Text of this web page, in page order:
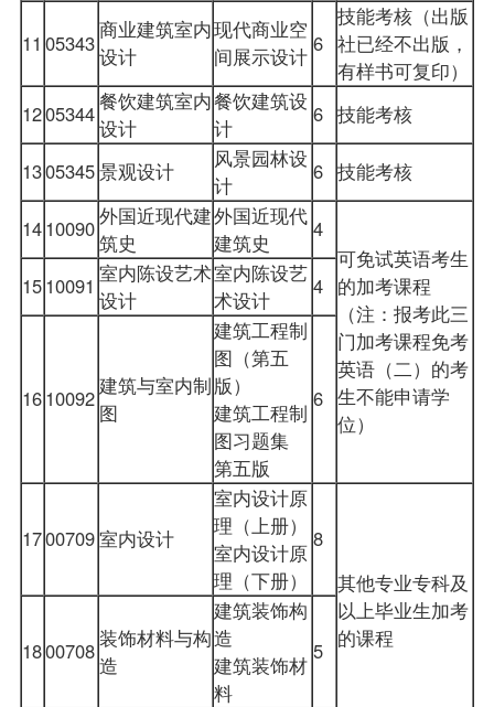
11 05343
商业建筑室内
设计
现代商业空
间展示设计 6
技能考核（出版
社已经不出版，
有样书可复印）
1205344餐饮建筑室内
设计
餐饮建筑设
计
6 技能考核
1305345景观设计
风景园林设
计
6 技能考核
1410090外国近现代建
筑史
外国近现代
建筑史
4
可免试英语考生
的加考课程
（注：报考此三
门加考课程免考
英语（二）的考
生不能申请学
位）
1510091 室内陈设艺术
设计
室内陈设艺
术设计
4
1610092建筑与室内制
图
建筑工程制
图（第五
版）
建筑工程制
图习题集
第五版
6
1700709室内设计
室内设计原
理（上册）
室内设计原
理（下册）
8
其他专业专科及
以上毕业生加考
的课程
1800708 装饰材料与构
造
建筑装饰构
造
建筑装饰材
料
5